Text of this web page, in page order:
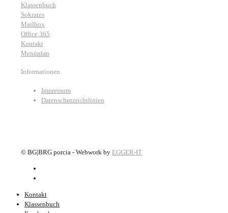
Klassenbuch
Sokrates
Mailbox
Office 365
Kontakt
Menüplan
Informationen
Impressum
Datenschutzrichtlinien
© BG|BRG porcia - Webwork by EGGER-IT
Kontakt
Klassenbuch